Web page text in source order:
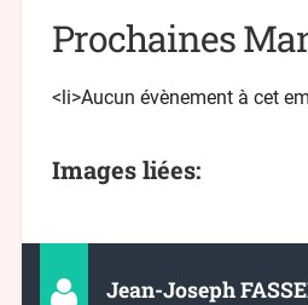
Prochaines
<li>Aucun évènement à cet
Images liées:
Jean-Joseph